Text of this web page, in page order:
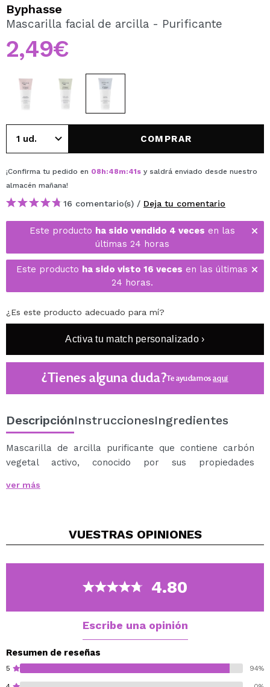
Al crear una cuenta en Maquillalia.com podrás realizar
tus compras rápidamente, revisar el estado de tus
pedidos y consultar tus operaciones anteriores.
CREAR CUENTA
Byphasse
Mascarilla facial de arcilla - Purificante
2,49€
COMPRAR
¡Confirma tu pedido en 08h:48m:41s y saldrá enviado desde nuestro
almacén mañana!
16 comentario(s) / Deja tu comentario
Este producto ha sido vendido 4 veces en las
últimas 24 horas
Este producto ha sido visto 16 veces en las últimas
24 horas.
¿Es este producto adecuado para mí?
Activa tu match personalizado ›
¿Tienes alguna duda?Te ayudamosaquí
DescripciónInstruccionesIngredientes
Mascarilla de arcilla purificante que contiene carbón
vegetal activo, conocido por sus propiedades
negros.
dejará tu piel perfecta y renovada.
Ideal para todo tipo de pieles.
El 90% de sus ingredientes son de origen natural.
Testado dermatológicamente.
ver más
VUESTRAS OPINIONES
4.80
Escribe una opinión
Resumen de reseñas
5 94%